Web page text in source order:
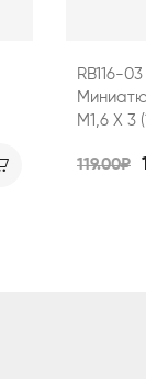
RB116-
М1,6 X 3
119.00₽